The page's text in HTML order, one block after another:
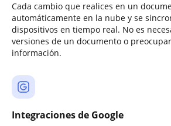
Cada cambio que realices en un
automáticamente en la nube y se
dispositivos en tiempo real. No es
versiones de un documento o
información.
Integraciones de Google